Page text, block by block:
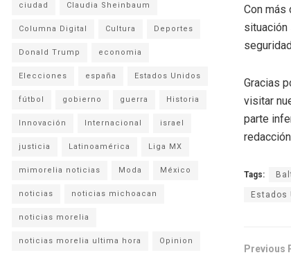
Con más
situación
Gracias
visitar
parte
Tags:
Estados
Previous
ciudad Claudia Sheinbaum
Columna Digital Cultura Deportes
Donald Trump economia
Elecciones españa Estados Unidos
fútbol gobierno guerra Historia
Innovación Internacional israel
justicia Latinoamérica Liga MX
mimorelia noticias Moda México
noticias noticias michoacan
noticias morelia
noticias morelia ultima hora Opinion